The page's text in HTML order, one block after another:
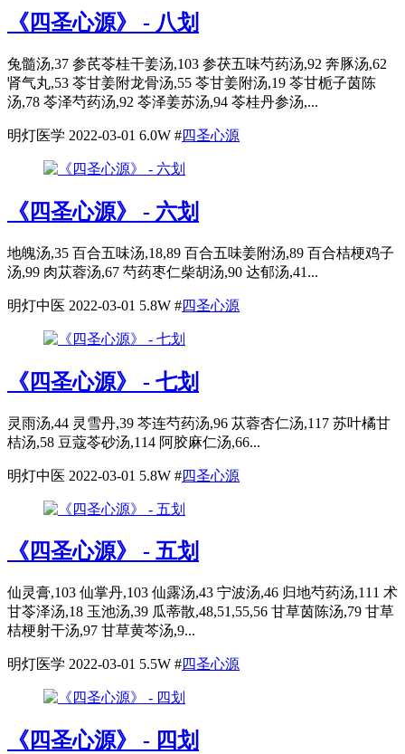
《四圣心源》 - 八划
兔髓汤,37 参芪苓桂干姜汤,103 参茯五味芍药汤,92 奔豚汤,62
肾气丸,53 苓甘姜附龙骨汤,55 苓甘姜附汤,19 苓甘栀子茵陈
汤,78 苓泽芍药汤,92 苓泽姜苏汤,94 苓桂丹参汤,...
明灯医学 2022-03-01 6.0W #四圣心源
《四圣心源》 - 六划
地魄汤,35 百合五味汤,18,89 百合五味姜附汤,89 百合桔梗鸡子
汤,99 肉苁蓉汤,67 芍药枣仁柴胡汤,90 达郁汤,41...
明灯中医 2022-03-01 5.8W #四圣心源
《四圣心源》 - 七划
灵雨汤,44 灵雪丹,39 芩连芍药汤,96 苁蓉杏仁汤,117 苏叶橘甘
桔汤,58 豆蔻苓砂汤,114 阿胶麻仁汤,66...
明灯中医 2022-03-01 5.8W #四圣心源
《四圣心源》 - 五划
仙灵膏,103 仙掌丹,103 仙露汤,43 宁波汤,46 归地芍药汤,111 术
甘苓泽汤,18 玉池汤,39 瓜蒂散,48,51,55,56 甘草茵陈汤,79 甘草
桔梗射干汤,97 甘草黄芩汤,9...
明灯医学 2022-03-01 5.5W #四圣心源
《四圣心源》 - 四划